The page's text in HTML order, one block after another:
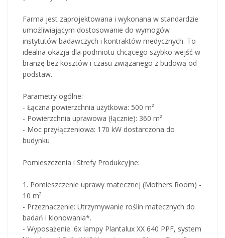
Farma jest zaprojektowana i wykonana w standardzie
umożliwiającym dostosowanie do wymogów
instytutów badawczych i kontraktów medycznych. To
idealna okazja dla podmiotu chcącego szybko wejść w
branżę bez kosztów i czasu związanego z budową od
podstaw.
Parametry ogólne:
- Łączna powierzchnia użytkowa: 500 m²
- Powierzchnia uprawowa (łącznie): 360 m²
- Moc przyłączeniowa: 170 kW dostarczona do
budynku
Pomieszczenia i Strefy Produkcyjne:
1. Pomieszczenie uprawy matecznej (Mothers Room) -
10 m²
- Przeznaczenie: Utrzymywanie roślin matecznych do
badań i klonowania*.
- Wyposażenie: 6x lampy Plantalux XX 640 PPF, system